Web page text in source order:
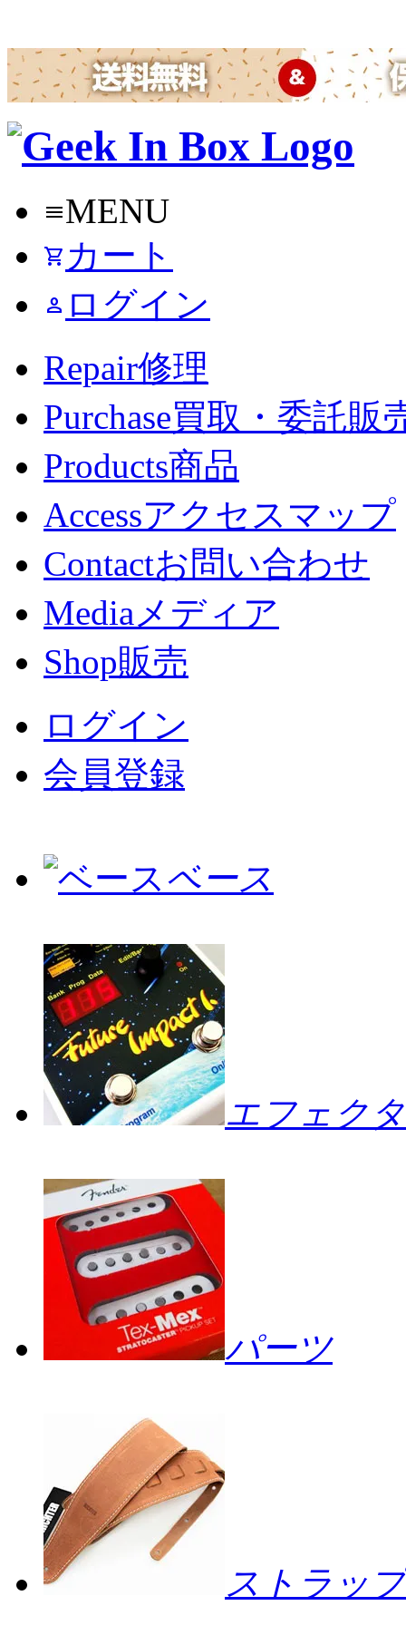
menuMENU
shopping_cart カート
person ログイン
Repair修理
Purchase買取・委託販
Products商品
Accessアクセスマップ
Contactお問い合わせ
Mediaメディア
Shop販売
ログイン
会員登録
ベース
エフェク
パーツ
ストラップ